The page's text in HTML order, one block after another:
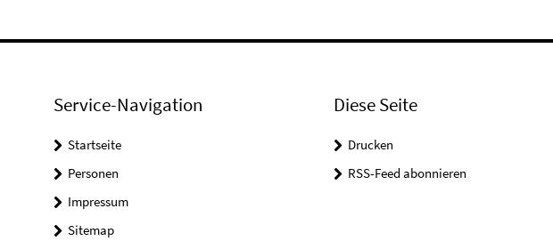
Service-Navigation
Startseite
Personen
Impressum
Sitemap
Diese Seite
Drucken
RSS-Feed abonnieren